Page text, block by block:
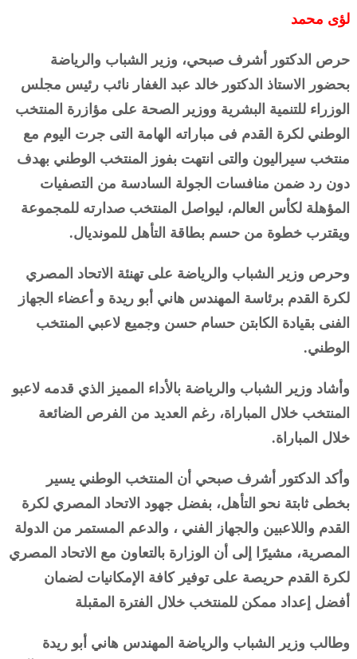
لؤى محمد
حرص الدكتور أشرف صبحي، وزير الشباب والرياضة
بحضور الاستاذ الدكتور خالد عبد الغفار نائب رئيس مجلس
الوزراء للتنمية البشرية ووزير الصحة على مؤازرة المنتخب
الوطني لكرة القدم فى مباراته الهامة التى جرت اليوم مع
منتخب سيراليون والتى انتهت بفوز المنتخب الوطني بهدف
دون رد ضمن منافسات الجولة السادسة من التصفيات
المؤهلة لكأس العالم، ليواصل المنتخب صدارته للمجموعة
ويقترب خطوة من حسم بطاقة التأهل للمونديال.
وحرص وزير الشباب والرياضة على تهنئة الاتحاد المصري
لكرة القدم برئاسة المهندس هاني أبو ريدة و أعضاء الجهاز
الفنى بقيادة الكابتن حسام حسن وجميع لاعبي المنتخب
الوطني.
وأشاد وزير الشباب والرياضة بالأداء المميز الذي قدمه لاعبو
المنتخب خلال المباراة، رغم العديد من الفرص الضائعة
خلال المباراة.
وأكد الدكتور أشرف صبحي أن المنتخب الوطني يسير
بخطى ثابتة نحو التأهل، بفضل جهود الاتحاد المصري لكرة
القدم واللاعبين والجهاز الفني ، والدعم المستمر من الدولة
المصرية، مشيرًا إلى أن الوزارة بالتعاون مع الاتحاد المصري
لكرة القدم حريصة على توفير كافة الإمكانيات لضمان
أفضل إعداد ممكن للمنتخب خلال الفترة المقبلة
وطالب وزير الشباب والرياضة المهندس هاني أبو ريدة